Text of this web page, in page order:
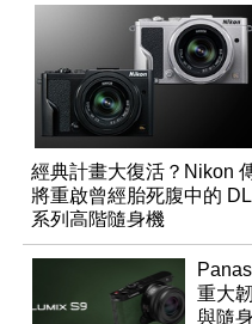
經典計畫大復活？Nikon
將重啟曾經胎死腹中的 DL
系列高階隨身機
重大
與隨